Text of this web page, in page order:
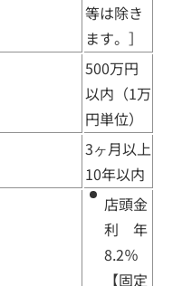
等は除き
ます。］
500万円
以内（1万
円単位）
3ヶ月以上
10年以内
店頭金
利 年
8.2％
【固定